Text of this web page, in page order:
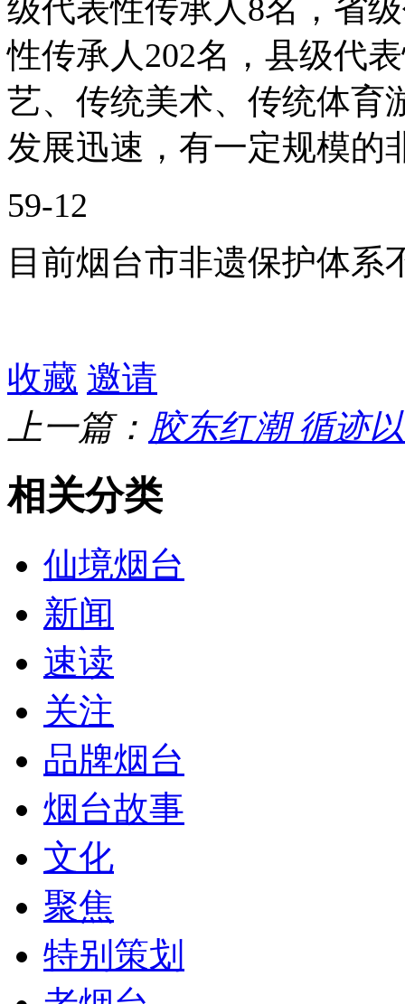
级代表性传承人8名，省
性传承人202名，县级代
艺、传统美术、传统体育
发展迅速，有一定规模的
59-12
目前烟台市非遗保护体系
收藏 邀请
上一篇： 胶东红潮 循迹
相关分类
仙境烟台
新闻
速读
关注
品牌烟台
烟台故事
文化
聚焦
特别策划